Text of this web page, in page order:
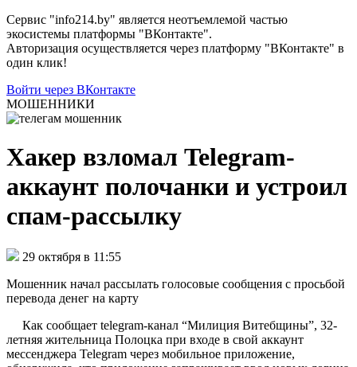
Сервис "info214.by" является неотъемлемой частью
экосистемы платформы "ВКонтакте".
Авторизация осуществляется через платформу "ВКонтакте" в
один клик!
Войти через ВКонтакте
МОШЕННИКИ
Хакер взломал Telegram-
аккаунт полочанки и устроил
спам-рассылку
29 октября в 11:55
Мошенник начал рассылать голосовые сообщения с просьбой
перевода денег на карту
Как сообщает telegram-канал “Милиция Витебщины”, 32-
летняя жительница Полоцка при входе в свой аккаунт
мессенджера Telegram через мобильное приложение,